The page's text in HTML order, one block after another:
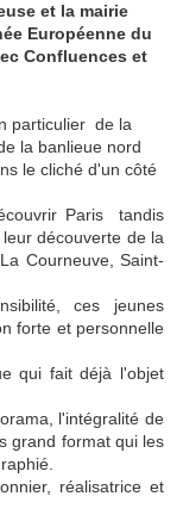
et la mairie
Européenne du
Confluences et
particulier de la
la banlieue nord
le cliché d'un côté
Paris tandis
découverte de la
Courneuve, Saint-
ces jeunes
forte et personnelle
qui fait déjà l'objet
l'intégralité de
grand format qui les
réalisatrice et